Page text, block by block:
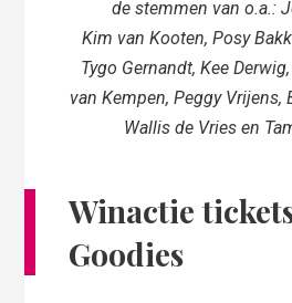
de stemmen van o.a.:
Kim van Kooten, Posy
Tygo Gernandt, Kee
van Kempen, Peggy Vrijens,
Wallis de Vries en
Winactie
Goodies